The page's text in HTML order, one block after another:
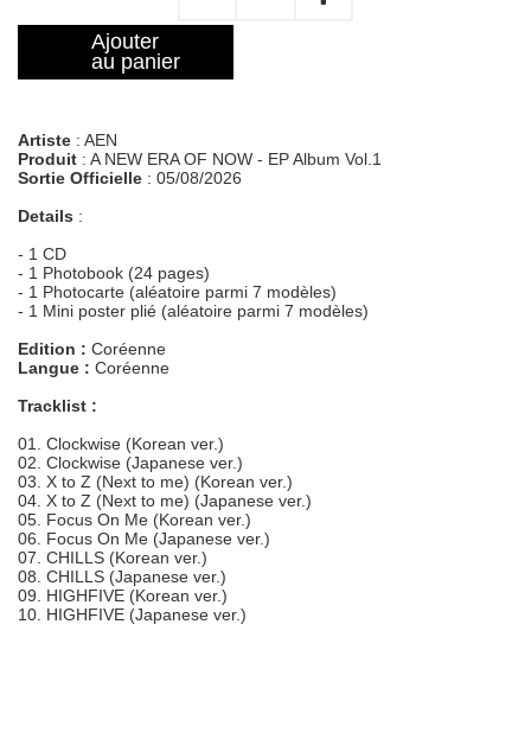
Ajouter
au panier
Artiste : AEN
Produit : A NEW ERA OF NOW - EP Album Vol.1
Sortie Officielle : 05/08/2026
Details :
- 1 CD
- 1 Photobook (24 pages)
- 1 Photocarte (aléatoire parmi 7 modèles)
- 1 Mini poster plié (aléatoire parmi 7 modèles)
Edition : Coréenne
Langue : Coréenne
Tracklist :
01. Clockwise (Korean ver.)
02. Clockwise (Japanese ver.)
03. X to Z (Next to me) (Korean ver.)
04. X to Z (Next to me) (Japanese ver.)
05. Focus On Me (Korean ver.)
06. Focus On Me (Japanese ver.)
07. CHILLS (Korean ver.)
08. CHILLS (Japanese ver.)
09. HIGHFIVE (Korean ver.)
10. HIGHFIVE (Japanese ver.)